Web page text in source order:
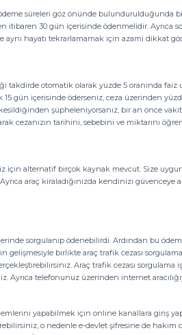
süreleri göz önünde bulundurulduğunda
itibaren 30 gün içerisinde ödenmelidir. Ayrıca
hayatı tekrarlamamak için azami dikkat
takdirde otomatik olarak yüzde 5 oranında
gün içerisinde öderseniz, ceza üzerinden
kesildiğinden şüpheleniyorsanız, bir an önce
cezanızın tarihini, sebebini ve miktarını
için alternatif birçok kaynak mevcut. Size
araç kiraladığınızda kendinizi güvenceye
sorgulanıp ödenebilirdi. Ardından bu
gelişmesiyle birlikte araç trafik cezası
Araç trafik cezası sorgulama
Ayrıca telefonunuz üzerinden internet
yapabilmek için online kanallara giriş
o nedenle e-devlet şifresine de hakim